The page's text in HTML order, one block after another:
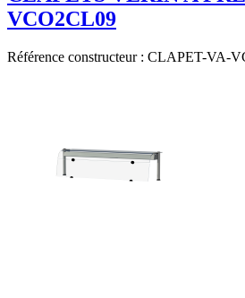
VCO2CL09
Référence constructeur : CLAPET-VA-